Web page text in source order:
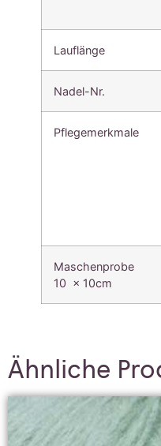
Lauflänge
Nadel-Nr.
Pflegemerkmale
Maschenprobe
10 x 10cm
Ähnliche